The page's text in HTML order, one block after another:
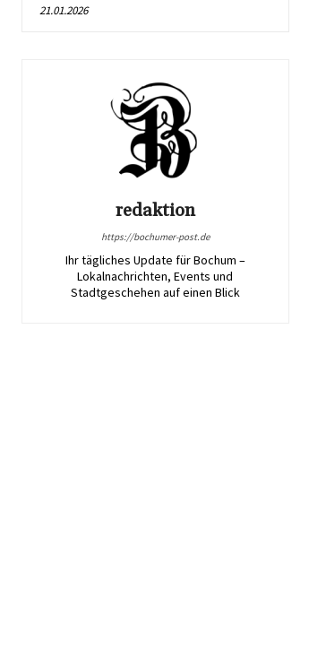
21.01.2026
redaktion
https://bochumer-post.de
Ihr tägliches Update für Bochum –
Lokalnachrichten, Events und
Stadtgeschehen auf einen Blick